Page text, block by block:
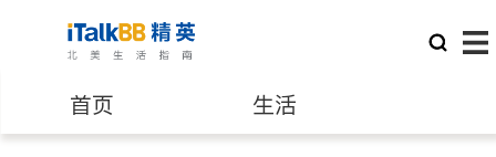
首页 生活